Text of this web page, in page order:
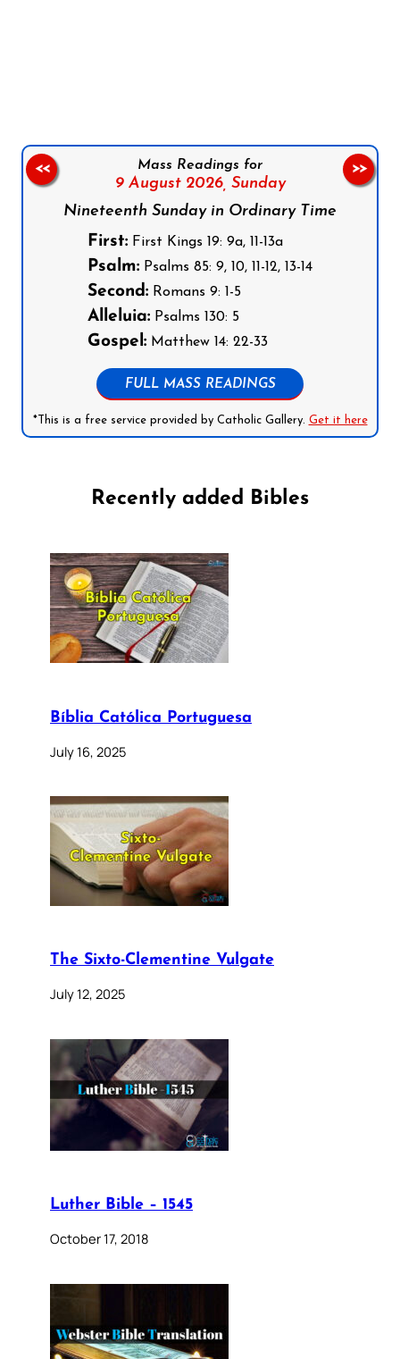
Mass Readings for
9 August 2026, Sunday
Nineteenth Sunday in Ordinary Time
First: First Kings 19: 9a, 11-13a
Psalm: Psalms 85: 9, 10, 11-12, 13-14
Second: Romans 9: 1-5
Alleluia: Psalms 130: 5
Gospel: Matthew 14: 22-33
FULL MASS READINGS
*This is a free service provided by Catholic Gallery. Get it here
<< >>
Recently added Bibles
Bíblia Católica Portuguesa
July 16, 2025
The Sixto-Clementine Vulgate
July 12, 2025
Luther Bible – 1545
October 17, 2018